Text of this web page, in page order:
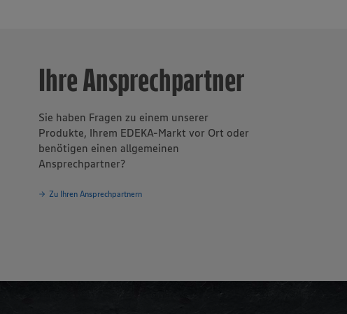
Ihre Ansprechpartner
Sie haben Fragen zu einem unserer
Produkte, Ihrem EDEKA-Markt vor Ort oder
benötigen einen allgemeinen
Ansprechpartner?
Zu Ihren Ansprechpartnern